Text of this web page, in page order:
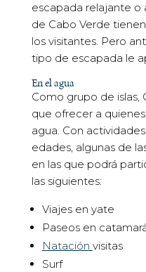
escapada relajante o
de Cabo Verde
los visitantes. Pero
tipo de escapada le
En el agua
Como grupo de
que ofrecer a
agua. Con
edades, algunas de
en las que podrá
las siguientes:
Viajes en yate
Paseos en
Natación visitas
Surf